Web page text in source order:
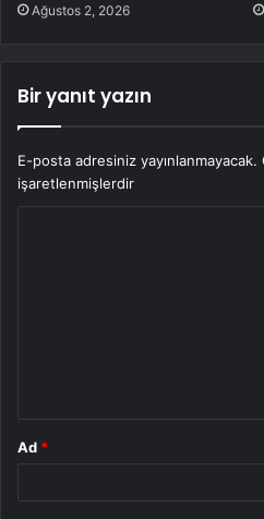
Ağustos 2, 2026
Bir yanıt yazın
E-posta adresiniz yayınlanmayacak.
işaretlenmişlerdir
Ad *